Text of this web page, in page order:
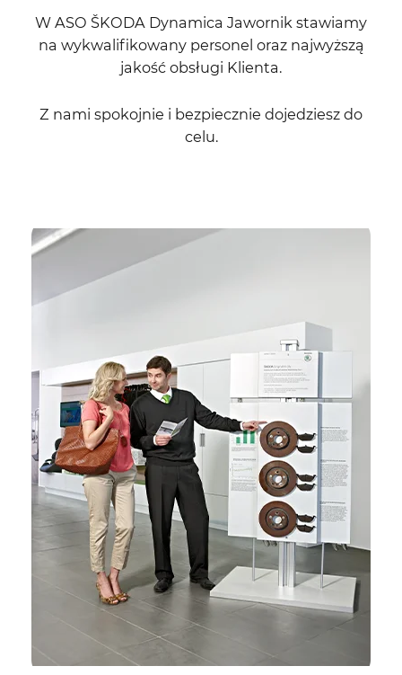
W ASO ŠKODA Dynamica Jawornik stawiamy
na wykwalifikowany personel oraz najwyższą
jakość obsługi Klienta.
Z nami spokojnie i bezpiecznie dojedziesz do
celu.